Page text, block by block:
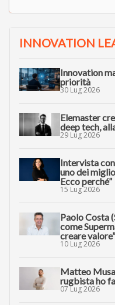
INNOVATION
Innovation
priorità
30 Lug 2026
Elemaster
deep tech,
29 Lug 2026
Intervista con
uno dei
Ecco perché”
15 Lug 2026
Paolo Costa
come
creare valore”
10 Lug 2026
Matteo
rugbista ho
07 Lug 2026